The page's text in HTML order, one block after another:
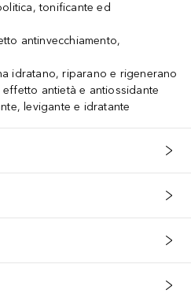
tonificante ed
antinvecchiamento,
idratano, riparano e rigenerano
antietà e antiossidante
levigante e idratante